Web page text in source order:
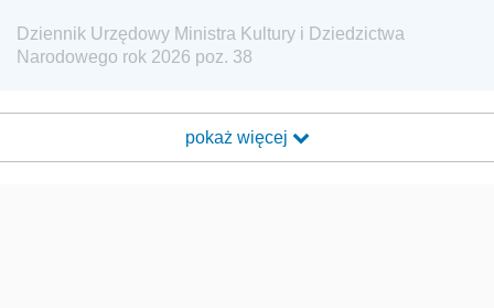
Dziennik Urzędowy Ministra Kultury i Dziedzictwa
Narodowego rok 2026 poz. 38
pokaż więcej